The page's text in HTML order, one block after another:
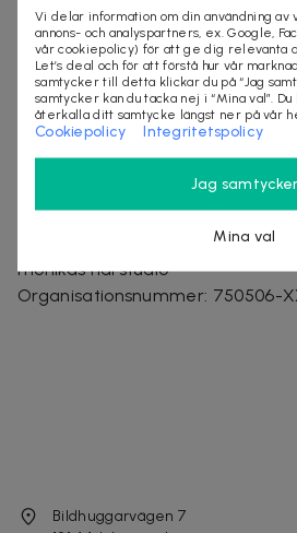
2025-3-12
★★★★★
"En magisk upplevelse. Fint
och jag kände mig bortskämd"
behandling frisör stockholm
monikas hårstudio
Organisationsnummer: 750506-
Bildhuggarvägen 7
Vi delar information om din användning
annons- och analyspartners, ex. Google,
vår cookiepolicy) för att ge dig relevanta
Let’s deal och för att förstå hur vår
samtycker till detta klickar du på “Jag
samtycker kan du tacka nej i “Mina val”.
återkalla ditt samtycke längst ner på vår
Cookiepolicy Integritetspolicy
Jag samtycker
Mina val